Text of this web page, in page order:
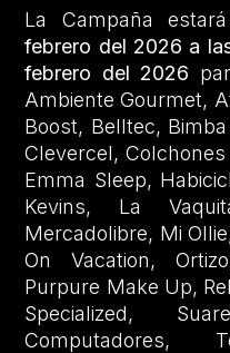
La Campaña
febrero del 2026 a
febrero del 2026
Ambiente Gourmet,
Boost, Belltec,
Clevercel,
Emma Sleep,
Kevins, La
Mercadolibre, Mi
On Vacation,
Purpure Make Up,
Specialized,
Computadores,